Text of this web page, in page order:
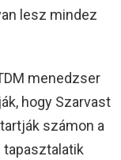
lesz mindez
menedzser
hogy Szarvast
számon a
tapasztalatik